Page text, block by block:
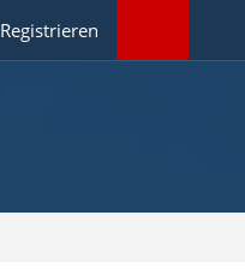
Registrieren